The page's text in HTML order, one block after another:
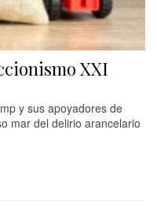
XXI
y sus apoyadores de
mar del delirio arancelario